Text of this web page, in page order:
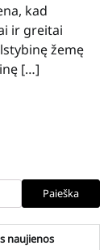
kad
ir greitai
žemę
[…]
Paieška
naujienos